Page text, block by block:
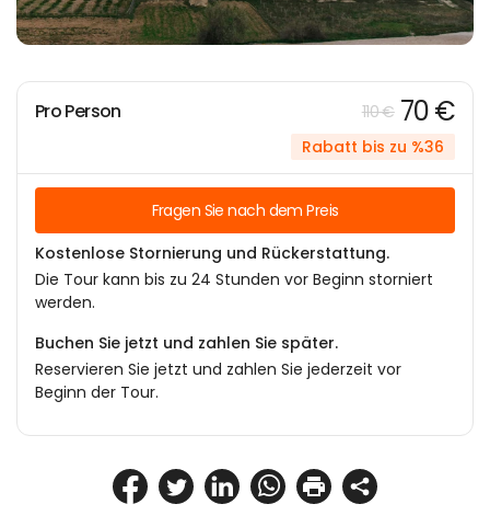
Pro Person 110 € 70 €
Rabatt bis zu %36
Fragen Sie nach dem Preis
Kostenlose Stornierung und Rückerstattung.
Die Tour kann bis zu 24 Stunden vor Beginn storniert
werden.
Buchen Sie jetzt und zahlen Sie später.
Reservieren Sie jetzt und zahlen Sie jederzeit vor
Beginn der Tour.